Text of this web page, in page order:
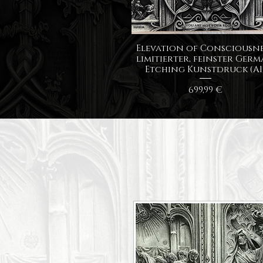
Schnellansicht
Elevation of
limitierter, feinster
Etching Kunstdruck
Preis
699,99 €